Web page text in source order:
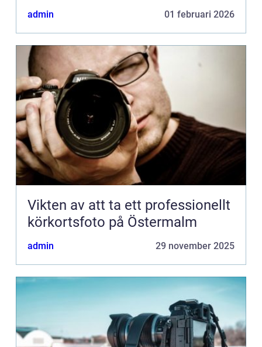
admin 01 februari 2026
Vikten av att ta ett professionellt
körkortsfoto på Östermalm
admin 29 november 2025